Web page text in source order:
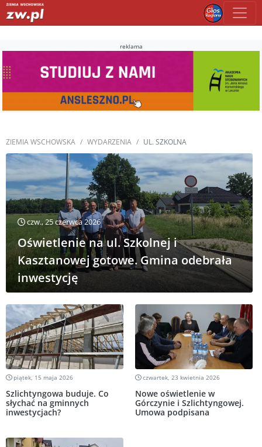
reklama
ZIEMIA WSCHOWSKA WYDARZENIA UL. SZKOLNA
czw., 25 czerwca 2026
Oświetlenie na ul. Szkolnej i
Kasztanowej gotowe. Gmina odebrała
inwestycję
piątek, 15 maja 2026
Szlichtyngowa buduje. Co
słychać na gminnych
inwestycjach?
czwartek, 23 kwietnia 2026
Nowe oświetlenie w
Górczynie i Szlichtyngowej.
Umowa podpisana